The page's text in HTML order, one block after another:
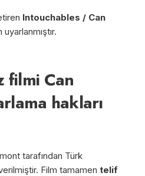
Intouchables / Can
uyarlanmıştır.
filmi Can
hakları
tarafından Türk
Film tamamen telif